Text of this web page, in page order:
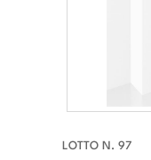
LOTTO N. 97